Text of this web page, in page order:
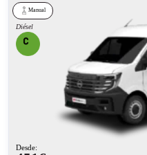
Manual
Diésel
Desde: